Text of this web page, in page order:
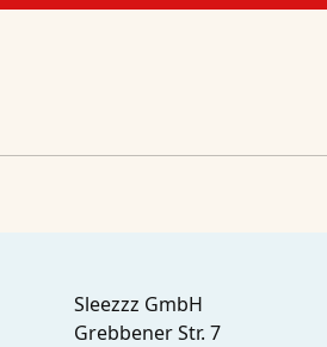
Sleezzz GmbH
Grebbener Str. 7